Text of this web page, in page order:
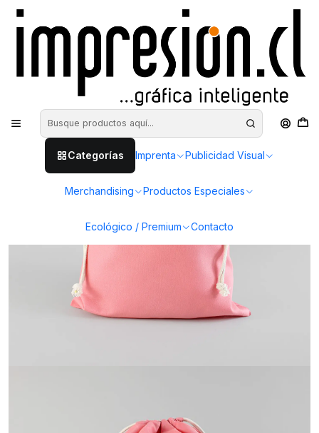
Categorías Imprenta Publicidad Visual
Merchandising Productos Especiales
Ecológico / Premium Contacto